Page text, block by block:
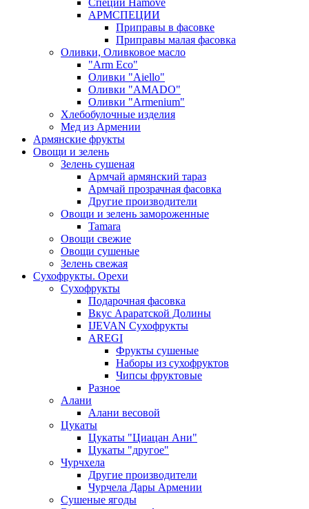
Специи Hamove
АРМСПЕЦИИ
Приправы в фасовке
Приправы малая фасовка
Оливки, Оливковое масло
"Arm Eco"
Оливки "Aiello"
Оливки "AMADO"
Оливки "Armenium"
Хлебобулочные изделия
Мед из Армении
Армянские фрукты
Овощи и зелень
Зелень сушеная
Армчай армянский тараз
Армчай прозрачная фасовка
Другие производители
Овощи и зелень замороженные
Tamara
Овощи свежие
Овощи сушеные
Зелень свежая
Сухофрукты. Орехи
Сухофрукты
Подарочная фасовка
Вкус Араратской Долины
IJEVAN Сухофрукты
AREGI
Фрукты сушеные
Наборы из сухофруктов
Чипсы фруктовые
Разное
Алани
Алани весовой
Цукаты
Цукаты "Циацан Ани"
Цукаты "другое"
Чурчхела
Другие производители
Чурчела Дары Армении
Сушеные ягоды